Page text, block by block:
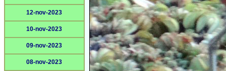
12-nov-2023
10-nov-2023
09-nov-2023
08-nov-2023